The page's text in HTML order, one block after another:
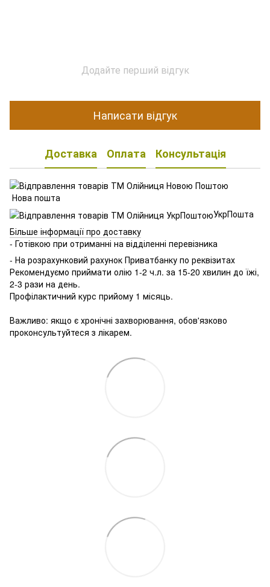
Додайте перший відгук
Написати відгук
Доставка Оплата Консультація
Нова пошта
УкрПошта
Більше інформації про доставку
- Готівкою при отриманні на відділенні перевізника
- На розрахунковий рахунок Приватбанку по реквізитах
Рекомендуємо приймати олію 1-2 ч.л. за 15-20 хвилин до їжі,
2-3 рази на день.
Профілактичний курс прийому 1 місяць.
Важливо: якщо є хронічні захворювання, обов'язково
проконсультуйтеся з лікарем.